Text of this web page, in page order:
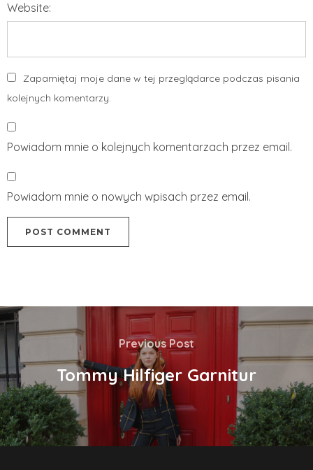
Website:
Zapamiętaj moje dane w tej przeglądarce podczas pisania
kolejnych komentarzy.
Powiadom mnie o kolejnych komentarzach przez email.
Powiadom mnie o nowych wpisach przez email.
Previous Post
Tommy Hilfiger Garnitur